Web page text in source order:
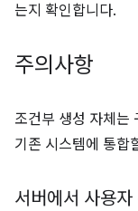
는지 확인합니다.
주의사항
조건부 생성 자체는
기존 시스템에 통합
서버에서 사용자